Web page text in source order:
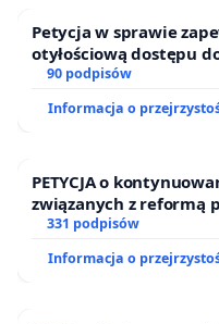
Petycja w sprawie
otyłościową dostępu
oraz programów
90 podpisów
Informacja o
PETYCJA o
związanych z reformą
331 podpisów
Informacja o